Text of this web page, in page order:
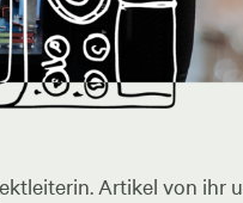
Artikel von ihr